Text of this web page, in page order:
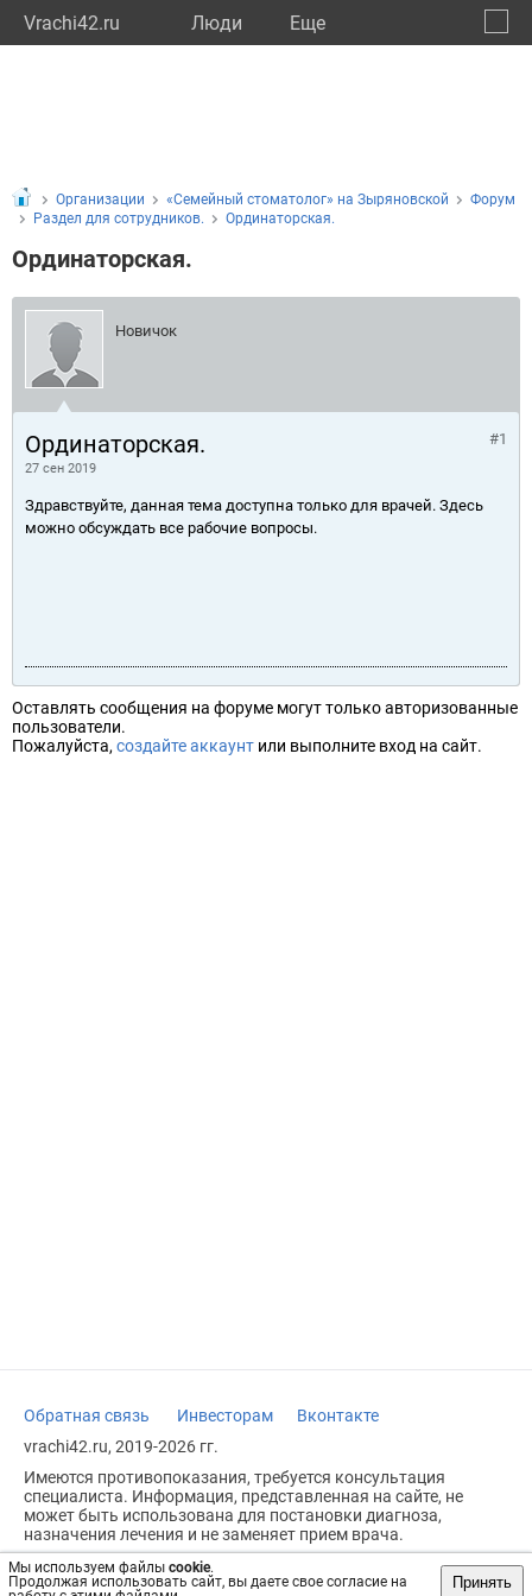
Vrachi42.ru Люди Eще
Мы используем файлы cookie.
Продолжая использовать сайт, вы даете свое согласие на
Принять
Организации «Семейный стоматолог» на Зыряновской
Форум
Раздел для сотрудников.
Ординаторская.
Ординаторская.
Новичок
Ординаторская.
27 сен 2019
#1
Здравствуйте, данная тема доступна только для врачей. Здесь
можно обсуждать все рабочие вопросы.
Оставлять сообщения на форуме могут только авторизованные
пользователи.
Пожалуйста, создайте аккаунт или выполните вход на сайт.
Обратная связь Инвесторам
Вконтакте
vrachi42.ru, 2019-2026 гг.
Имеются противопоказания, требуется консультация
специалиста. Информация, представленная на сайте, не
может быть использована для постановки диагноза,
назначения лечения и не заменяет прием врача.
Возрастное ограничение: 18+